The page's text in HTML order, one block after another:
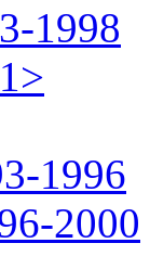
1998
1996
2000